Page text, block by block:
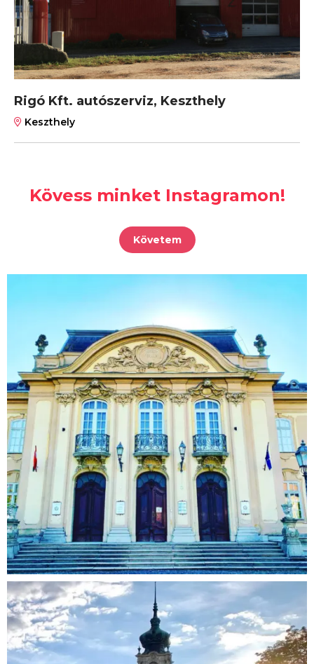
Rigó Kft. autószerviz, Keszthely
Keszthely
Kövess minket Instagramon!
Követem